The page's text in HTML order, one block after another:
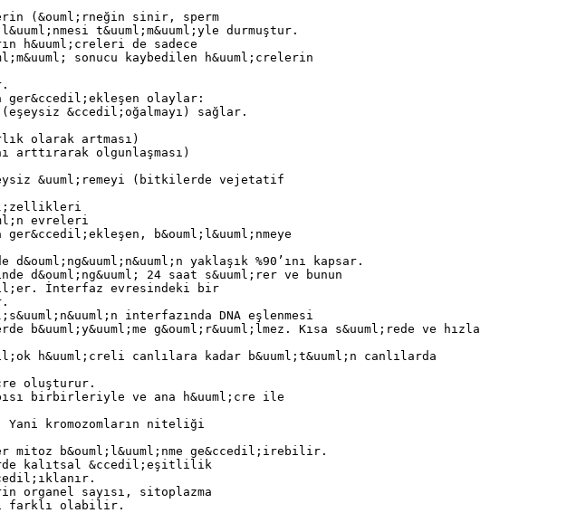
(&ouml;rneğin sinir, sperm
t&uuml;m&uuml;yle durmuştur.
h&uuml;creleri de sadece
sonucu kaybedilen h&uuml;crelerin
ger&ccedil;ekleşen olaylar:
&ccedil;oğalmayı) sağlar.
olarak artması)
arttırarak olgunlaşması)
&uuml;remeyi (bitkilerde vejetatif
evreleri
b&ouml;l&uuml;nmeye
yaklaşık %90’ını kapsar.
d&ouml;ng&uuml; 24 saat s&uuml;rer ve bunun
İnterfaz evresindeki bir
interfazında DNA eşlenmesi
b&uuml;y&uuml;me g&ouml;r&uuml;lmez. Kısa s&uuml;rede ve hızla
h&uuml;creli canlılara kadar b&uuml;t&uuml;n canlılarda
oluşturur.
birbirleriyle ve ana h&uuml;cre ile
Yani kromozomların niteliği
mitoz b&ouml;l&uuml;nme ge&ccedil;irebilir.
kalıtsal &ccedil;eşitlilik
organel sayısı, sitoplazma
farklı olabilir.